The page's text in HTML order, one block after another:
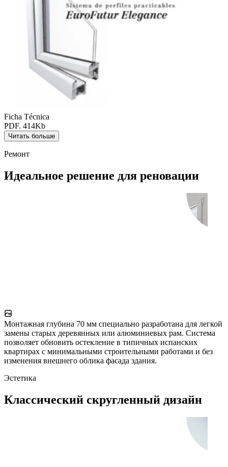
Ficha Técnica
PDF. 414Kb
Читать больше
Ремонт
Идеальное решение для реновации
Монтажная глубина 70 мм специально разработана для легкой
замены старых деревянных или алюминиевых рам. Система
позволяет обновить остекление в типичных испанских
квартирах с минимальными строительными работами и без
изменения внешнего облика фасада здания.
Эстетика
Классический скругленный дизайн